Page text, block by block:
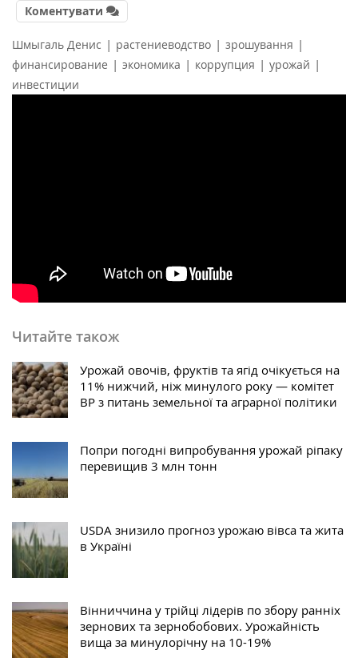
Коментувати
Шмыгаль Денис | растениеводство | зрошування |
финансирование | экономика | коррупция | урожай |
инвестиции
Читайте також
Урожай овочів, фруктів та ягід очікується на
11% нижчий, ніж минулого року — комітет
ВР з питань земельної та аграрної політики
Попри погодні випробування урожай ріпаку
перевищив 3 млн тонн
USDA знизило прогноз урожаю вівса та жита
в Україні
Вінниччина у трійці лідерів по збору ранніх
зернових та зернобобових. Урожайність
вища за минулорічну на 10-19%